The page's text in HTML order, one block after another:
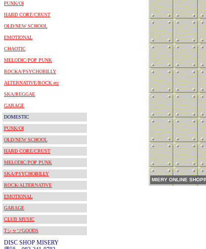
PUNK/OI
HARD CORE/CRUST
OLD/NEW SCHOOL
EMOTIONAL
CHAOTIC
MELODIC/POP PUNK
ROCKA/PSYCHOBILLY
ALTERNATIVE/ROCK etc
SKA/REGGAE
GARAGE
DOMESTIC
PUNK/OI
OLD/NEW SCHOOL
HARD CORE/CRUST
MELODIC/POP PUNK
SKA/PSYCHOBILLY
ROCK/ALTERNATIVE
EMOTIONAL
GARAGE
CLUB MUSIC
TシャツGOODS
DISC SHOP MISERY
MIERY ONLINE